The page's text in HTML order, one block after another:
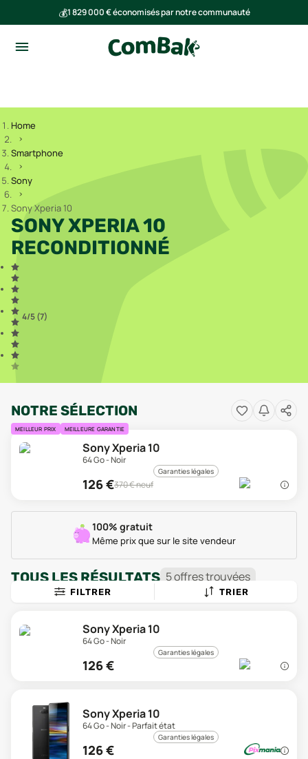
💰1 829 000 € économisés par notre communauté
Home
Smartphone
Sony
Sony Xperia 10
SONY XPERIA 10
RECONDITIONNÉ
4/5 (7)
NOTRE SÉLECTION
MEILLEUR PRIX MEILLEURE GARANTIE
Sony Xperia 10
64 Go - Noir
Garanties légales
126€370€ neuf
100% gratuit
Même prix que sur le site vendeur
TOUS LES RÉSULTATS 5offrestrouvées
FILTRER TRIER
Sony Xperia 10
64 Go - Noir
Garanties légales
126€
Sony Xperia 10
64 Go - Noir - Parfait état
Garanties légales
126€